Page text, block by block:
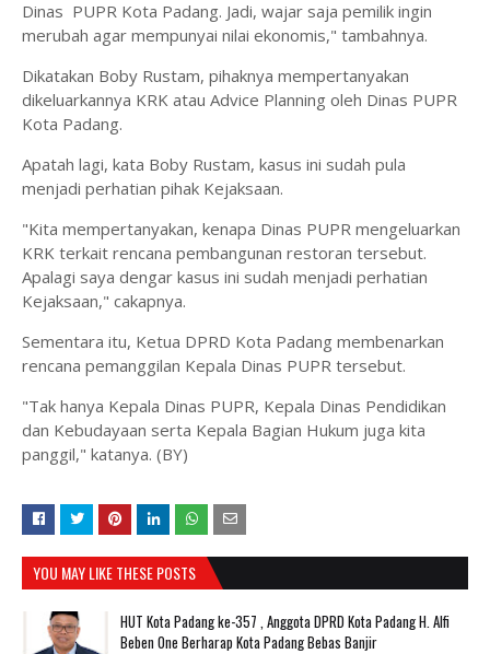
Dinas PUPR Kota Padang. Jadi, wajar saja pemilik ingin
merubah agar mempunyai nilai ekonomis," tambahnya.
Dikatakan Boby Rustam, pihaknya mempertanyakan
dikeluarkannya KRK atau Advice Planning oleh Dinas PUPR
Kota Padang.
Apatah lagi, kata Boby Rustam, kasus ini sudah pula
menjadi perhatian pihak Kejaksaan.
"Kita mempertanyakan, kenapa Dinas PUPR mengeluarkan
KRK terkait rencana pembangunan restoran tersebut.
Apalagi saya dengar kasus ini sudah menjadi perhatian
Kejaksaan," cakapnya.
Sementara itu, Ketua DPRD Kota Padang membenarkan
rencana pemanggilan Kepala Dinas PUPR tersebut.
"Tak hanya Kepala Dinas PUPR, Kepala Dinas Pendidikan
dan Kebudayaan serta Kepala Bagian Hukum juga kita
panggil," katanya. (BY)
YOU MAY LIKE THESE POSTS
HUT Kota Padang ke-357 , Anggota DPRD Kota Padang H. Alfi
Beben One Berharap Kota Padang Bebas Banjir